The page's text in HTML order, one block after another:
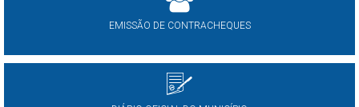
EMISSÃO DE CONTRACHEQUES